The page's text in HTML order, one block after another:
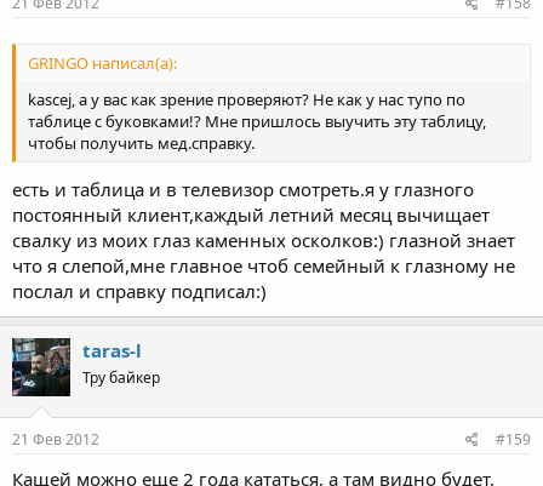
GRINGO написал(а):
kascej, а у вас как зрение проверяют? Не как у нас тупо по
таблице с буковками!? Мне пришлось выучить эту таблицу,
чтобы получить мед.справку.
есть и таблица и в телевизор смотреть.я у глазного
постоянный клиент,каждый летний месяц вычищает
свалку из моих глаз каменных осколков:) глазной знает
что я слепой,мне главное чтоб семейный к глазному не
послал и справку подписал:)
taras-l
Тру байкер
21 Фев 2012 #159
Кащей можно еще 2 года кататься, а там видно будет.